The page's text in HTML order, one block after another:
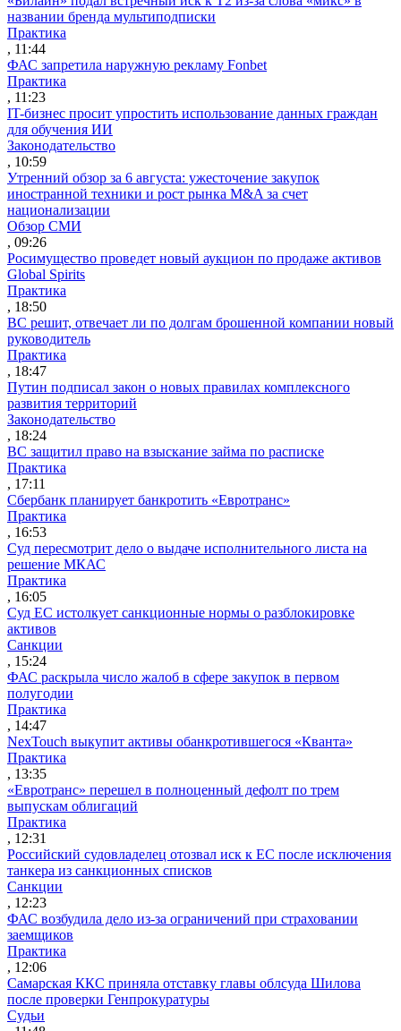
названии бренда мультиподписки
Практика
, 11:44
ФАС запретила наружную рекламу Fonbet
Практика
, 11:23
IT-бизнес просит упростить использование данных граждан
для обучения ИИ
Законодательство
, 10:59
Утренний обзор за 6 августа: ужесточение закупок
иностранной техники и рост рынка M&A за счет
национализации
Обзор СМИ
, 09:26
Росимущество проведет новый аукцион по продаже активов
Global Spirits
Практика
, 18:50
ВС решит, отвечает ли по долгам брошенной компании новый
руководитель
Практика
, 18:47
Путин подписал закон о новых правилах комплексного
развития территорий
Законодательство
, 18:24
ВС защитил право на взыскание займа по расписке
Практика
, 17:11
Сбербанк планирует банкротить «Евротранс»
Практика
, 16:53
Суд пересмотрит дело о выдаче исполнительного листа на
решение МКАС
Практика
, 16:05
Суд ЕС истолкует санкционные нормы о разблокировке
активов
Санкции
, 15:24
ФАС раскрыла число жалоб в сфере закупок в первом
полугодии
Практика
, 14:47
NexTouch выкупит активы обанкротившегося «Кванта»
Практика
, 13:35
«Евротранс» перешел в полноценный дефолт по трем
выпускам облигаций
Практика
, 12:31
Российский судовладелец отозвал иск к ЕС после исключения
танкера из санкционных списков
Санкции
, 12:23
ФАС возбудила дело из-за ограничений при страховании
заемщиков
Практика
, 12:06
Самарская ККС приняла отставку главы облсуда Шилова
после проверки Генпрокуратуры
Судьи